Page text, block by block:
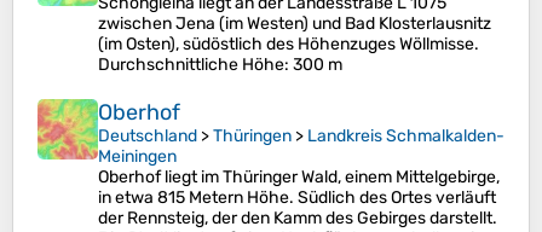
zwischen Jena (im Westen) und Bad Klosterlausnitz
(im Osten), südöstlich des Höhenzuges Wöllmisse.
Durchschnittliche Höhe: 300 m
Oberhof
Deutschland >Thüringen > Landkreis Schmalkalden-
Meiningen
Oberhof liegt im Thüringer Wald, einem Mittelgebirge,
in etwa 815 Metern Höhe. Südlich des Ortes verläuft
der Rennsteig, der den Kamm des Gebirges darstellt.